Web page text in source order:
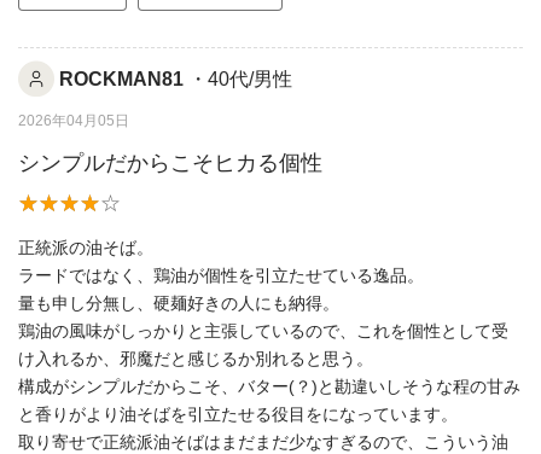
ROCKMAN81 ・40代/男性
2026年04月05日
シンプルだからこそヒカる個性
正統派の油そば。
ラードではなく、鶏油が個性を引立たせている逸品。
量も申し分無し、硬麺好きの人にも納得。
鶏油の風味がしっかりと主張しているので、これを個性として受
け入れるか、邪魔だと感じるか別れると思う。
構成がシンプルだからこそ、バター(？)と勘違いしそうな程の甘み
と香りがより油そばを引立たせる役目をになっています。
取り寄せで正統派油そばはまだまだ少なすぎるので、こういう油